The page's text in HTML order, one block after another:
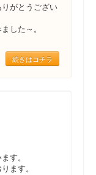
がとうござい
した～。
続きはコチラ
す。
ます。